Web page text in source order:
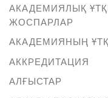
АКАДЕМИЯЛЫҚ
ЖОСПАРЛАР
АКАДЕМИЯНЫҢ
АККРЕДИТАЦИЯ
АЛҒЫСТАР